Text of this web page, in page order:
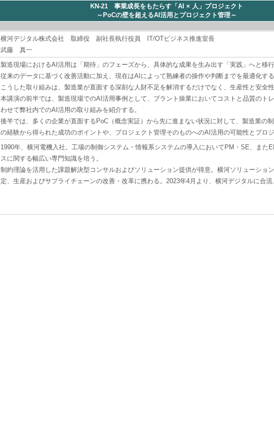
KN-21 事業成長をもたらす「AI × 人」プロジェクト
～PoCの壁を超えるAI活用とプロジェクト管理～
横河デジタル株式会社 取締役 副社長執行役員 IT/OTビジネス推進室長
武藤 真一
製造現場におけるAI活用は「期待」のフェーズから、具体的な成果を生み出す「実践」へと移行
従来のデータに基づく改善活動に加え、現在はAIによって熟練者の操作や判断までを最適化す
こうした取り組みは、製造業が直面する深刻な人財不足を解消するだけでなく、生産性と安全
本講演の前半では、製造現場でのAI活用事例として、プラント操業においてコストと品質のト
わせて弊社内でのAI活用の取り組みを紹介する。
後半では、多くの企業が直面するPoC（概念実証）から先に進まない状況に対して、製造業の
の経験から得られた成功のポイントや、プロジェクト管理そのものへのAI活用の可能性とプロ
1990年、横河電機入社。工場の制御システム・情報系システムの導入においてPM・SE、ま
スに関する幅広い専門知識を培う。
制約理論を活用した課題解決型コンサルおよびソリューション提供が得意。横河ソリューショ
定、生産およびサプライチェーンの改善・改革に携わる。2023年4月より、横河デジタルに合流